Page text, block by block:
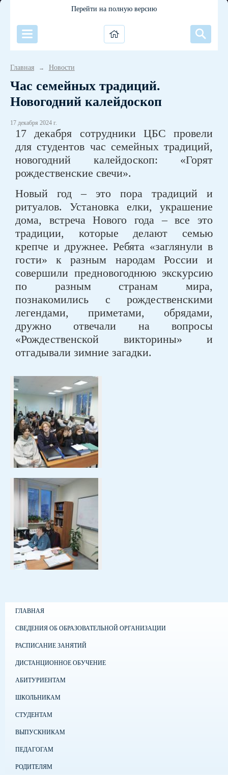
Перейти на полную версию
Главная → Новости
Час семейных традиций.
Новогодний калейдоскоп
17 декабря 2024 г.
17 декабря сотрудники ЦБС провели
для студентов час семейных традиций,
новогодний калейдоскоп: «Горят
рождественские свечи».
Новый год – это пора традиций и
ритуалов. Установка елки, украшение
дома, встреча Нового года – все это
традиции, которые делают семью
крепче и дружнее. Ребята «заглянули в
гости» к разным народам России и
совершили предновогоднюю экскурсию
по разным странам мира,
познакомились с рождественскими
легендами, приметами, обрядами,
дружно отвечали на вопросы
«Рождественской викторины» и
отгадывали зимние загадки.
ГЛАВНАЯ
СВЕДЕНИЯ ОБ ОБРАЗОВАТЕЛЬНОЙ ОРГАНИЗАЦИИ
РАСПИСАНИЕ ЗАНЯТИЙ
ДИСТАНЦИОННОЕ ОБУЧЕНИЕ
АБИТУРИЕНТАМ
ШКОЛЬНИКАМ
СТУДЕНТАМ
ВЫПУСКНИКАМ
ПЕДАГОГАМ
РОДИТЕЛЯМ